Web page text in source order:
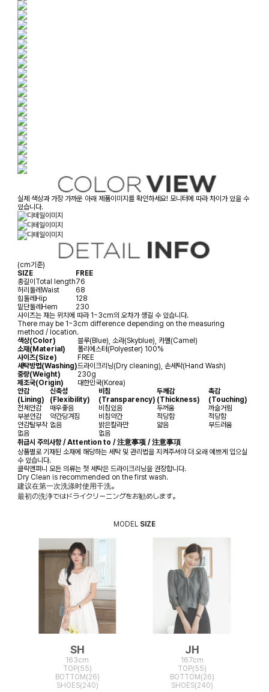
실제 색상과 가장 가까운 아래 제품이미지를 확인하세요! 모니터에 따라 차이가 있을 수
있습니다.
(cm기준)
SIZE
FREE
총길이Total length76
허리둘레Waist
68
힙둘레Hip
128
밑단둘레Hem
230
사이즈는 재는 위치에 따라 1~3cm의 오차가 생길 수 있습니다.
There may be 1~3cm difference depending on the measuring
method / location.
색상(Color)
블루(Blue), 소라(Skyblue), 카멜(Camel)
소재(Material)
폴리에스터(Polyester) 100%
사이즈(Size)
FREE
세탁방법(Washing)드라이크리닝(Dry cleaning), 손세탁(Hand Wash)
중량(Weight)
230g
제조국(Origin)
대한민국(Korea)
안감
(Lining)
신축성
(Flexibility)
비침
(Transparency)
두께감
(Thickness)
촉감
(Touching)
전체안감
매우좋음 비침있음 두꺼움
까슬거림
부분안감
약간당겨짐 비침약간 적당함
적당함
안감탈부착 없음 밝은칼라만 얇음
부드러움
없음
없음
취급시 주의사항 / Attention to / 注意事项 / 注意事項
상품별로 기재된 소재에 해당하는 세탁 및 관리법을 지켜주셔야 더 오래 예쁘게 입으실
수 있습니다.
클릭앤퍼니 모든 의류는 첫 세탁은 드라이크리닝을 권장합니다.
Dry Clean is recommended on the first wash.
建议在第一次洗涤时使用干洗。
最初の洗浄ではドライクリーニングをお勧めします。
MODEL SIZE
SH
163cm
TOP(55)
BOTTOM(26)
SHOES(240)
JH
167cm
TOP(55)
BOTTOM(26)
SHOES(240)